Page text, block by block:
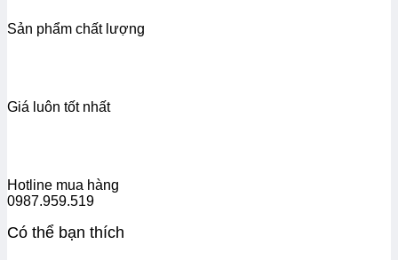
Sản phẩm chất lượng
Giá luôn tốt nhất
Hotline mua hàng
0987.959.519
Có thể bạn thích